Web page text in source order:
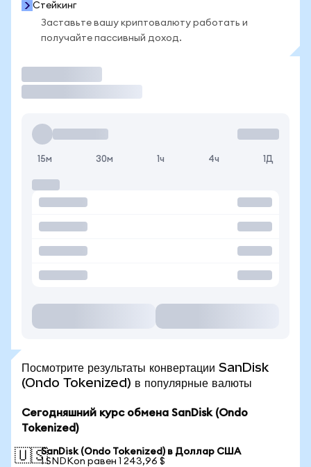
Стейкинг
Заставьте вашу криптовалюту работать и
получайте пассивный доход.
15м 30м 1ч 4ч 1Д
Посмотрите результаты конвертации SanDisk
(Ondo Tokenized) в популярные валюты
Сегодняшний курс обмена SanDisk (Ondo
Tokenized)
🇺🇸SanDisk (Ondo Tokenized) в Доллар США
1 SNDKon равен 1 243,96 $